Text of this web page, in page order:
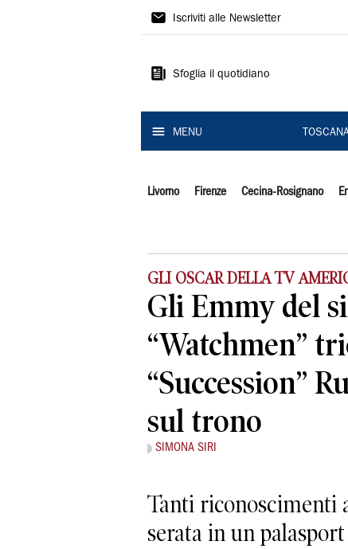
Il
Iscriviti alle Newsletter
Sfoglia il quotidiano
MENU
Livorno Firenze Cecina-Rosignano
GLI OSCAR DELLA TV
Gli Emmy del
“Watchmen”
“Succession”
sul trono
SIMONA SIRI
Tanti riconoscimenti
serata in un